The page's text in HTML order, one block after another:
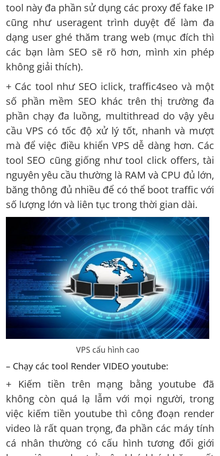
tool này đa phần sử dụng các proxy để fake IP
cũng như useragent trình duyệt để làm đa
dạng user ghé thăm trang web (mục đích thì
các bạn làm SEO sẽ rõ hơn, mình xin phép
không giải thích).
+ Các tool như SEO iclick, traffic4seo và một
số phần mềm SEO khác trên thị trường đa
phần chạy đa luồng, multithread do vậy yêu
cầu VPS có tốc độ xử lý tốt, nhanh và mượt
mà để việc điều khiển VPS dễ dàng hơn. Các
tool SEO cũng giống như tool click offers, tài
nguyên yêu cầu thường là RAM và CPU đủ lớn,
băng thông đủ nhiều để có thể boot traffic với
số lượng lớn và liên tục trong thời gian dài.
VPS cấu hình cao
– Chạy các tool Render VIDEO youtube:
+ Kiếm tiền trên mạng bằng youtube đã
không còn quá lạ lẫm với mọi người, trong
việc kiếm tiền youtube thì công đoạn render
video là rất quan trọng, đa phần các máy tính
cá nhân thường có cấu hình tương đối giới